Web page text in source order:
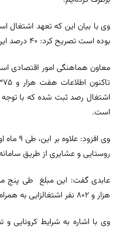
بوده است تصریح کرد: ۴۰ درصد این تعهد تاکنون محقق شده است.
معاون هماهنگی امور اقتصادی
اشتغال رصد ثبت شده که با توجه
است.
روستایی و عشایری از طریق
هزار و ۸۰۲ نفر اشتغالزایی به همراه داشته باشد.
وی با اشاره به شرایط کرونایی